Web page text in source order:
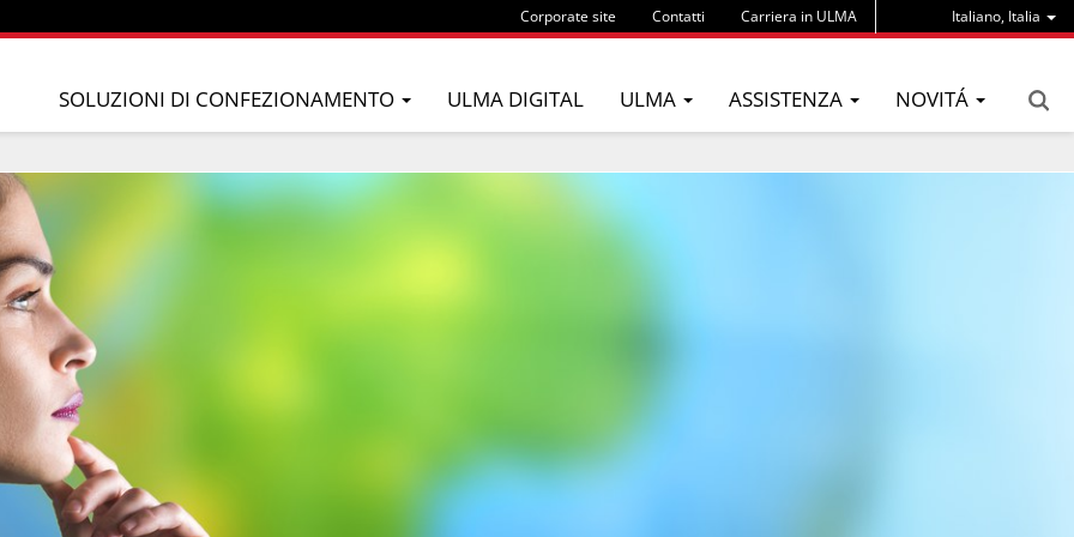
Italiano, Italia
Corporate site Contatti Carriera in ULMA
SOLUZIONI DI CONFEZIONAMENTO ULMA DIGITAL ULMA ASSISTENZA NOVITÁ